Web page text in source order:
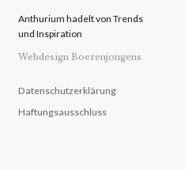
Anthurium hadelt von Trends
und Inspiration
Webdesign Boerenjongens
Datenschutzerklärung
Haftungsausschluss